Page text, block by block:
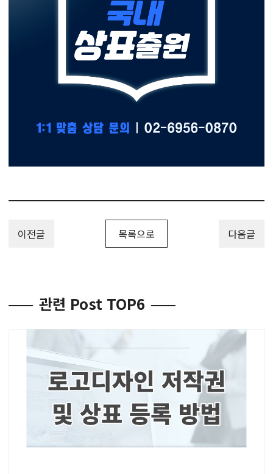
이전글 목록으로 다음글
관련 Post TOP6